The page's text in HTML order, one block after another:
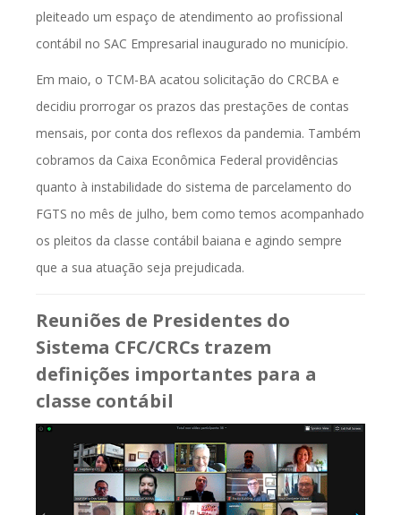
pleiteado um espaço de atendimento ao profissional
contábil no SAC Empresarial inaugurado no município.
Em maio, o TCM-BA acatou solicitação do CRCBA e
decidiu prorrogar os prazos das prestações de contas
mensais, por conta dos reflexos da pandemia. Também
cobramos da Caixa Econômica Federal providências
quanto à instabilidade do sistema de parcelamento do
FGTS no mês de julho, bem como temos acompanhado
os pleitos da classe contábil baiana e agindo sempre
que a sua atuação seja prejudicada.
Reuniões de Presidentes do
Sistema CFC/CRCs trazem
definições importantes para a
classe contábil